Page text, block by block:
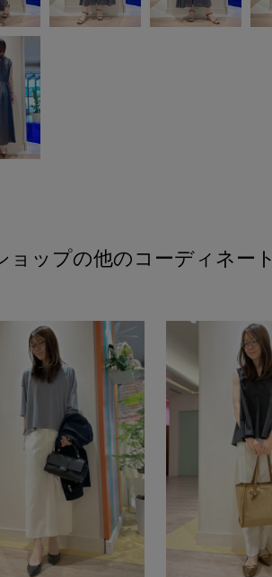
ョップの他のコーディネート